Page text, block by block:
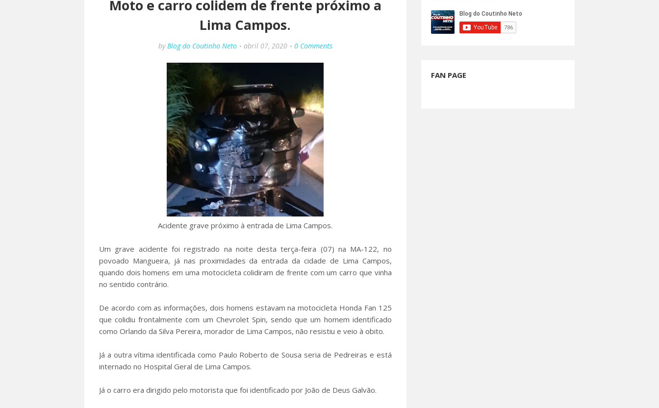
Moto e carro colidem de frente próximo a
Lima Campos.
by Blog do Coutinho Neto abril 07, 2020 0 Comments
Acidente grave próximo à entrada de Lima Campos.
Um grave acidente foi registrado na noite desta terça-feira (07) na MA-122, no
povoado Mangueira, já nas proximidades da entrada da cidade de Lima Campos,
quando dois homens em uma motocicleta colidiram de frente com um carro que vinha
no sentido contrário.
De acordo com as informações, dois homens estavam na motocicleta Honda Fan 125
que colidiu frontalmente com um Chevrolet Spin, sendo que um homem identificado
como Orlando da Silva Pereira, morador de Lima Campos, não resistiu e veio à obito.
Já a outra vítima identificada como Paulo Roberto de Sousa seria de Pedreiras e está
internado no Hospital Geral de Lima Campos.
Já o carro era dirigido pelo motorista que foi identificado por João de Deus Galvão.
FAN PAGE